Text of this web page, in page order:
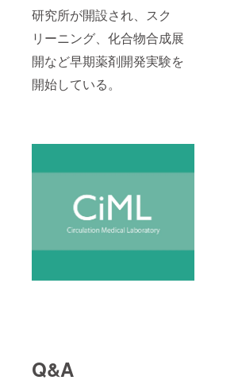
研究所が開設され、スク
リーニング、化合物合成展
開など早期薬剤開発実験を
開始している。
Q&A